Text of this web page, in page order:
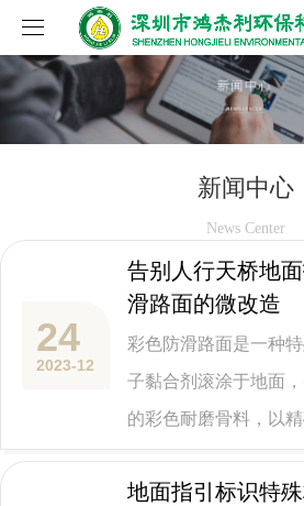
网站首页
关于我们
资质证书
环保理念
安全防滑贴
铝合金防滑条
防滑拼装地板
防滑标线定制
公司新闻
行业新闻
联系我们
新闻中心
News Center
24
2023-12
告别人行天桥地
滑路面的微改造
彩色防滑路面是一种
子黏合剂滚涂于地面
的彩色耐磨骨料，以
成的薄层彩色防滑路
路、公交车专用道、
地面指引标识特